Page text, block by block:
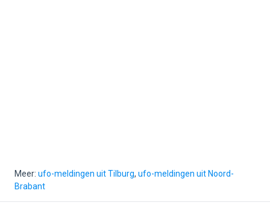
Meer: ufo-meldingen uit Tilburg, ufo-meldingen uit Noord-
Brabant